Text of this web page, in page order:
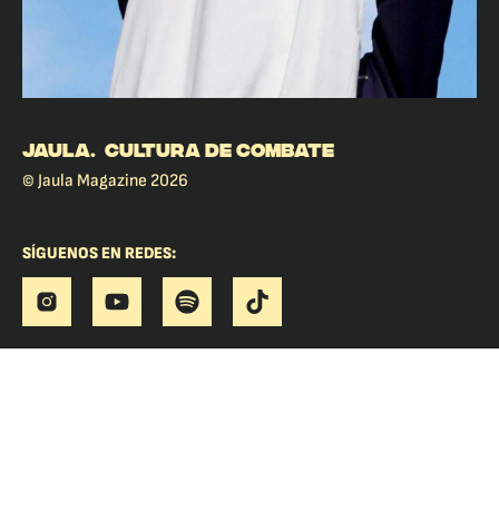
JAULA. CULTURA DE COMBATE
© Jaula Magazine 2026
SÍGUENOS EN REDES: